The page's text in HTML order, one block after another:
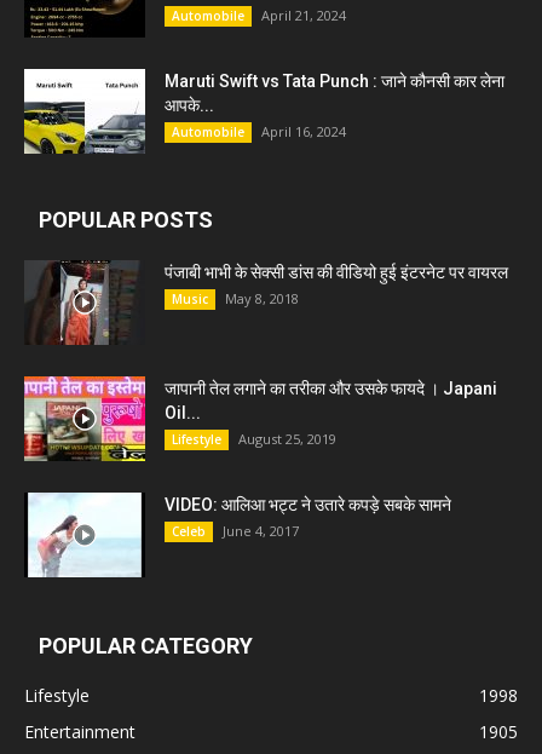
Automobile April 21, 2024
Maruti Swift vs Tata Punch : जाने कौनसी कार लेना
आपके...
Automobile April 16, 2024
POPULAR POSTS
पंजाबी भाभी के सेक्सी डांस की वीडियो हुई इंटरनेट पर वायरल
Music May 8, 2018
जापानी तेल लगाने का तरीका और उसके फायदे । Japani
Oil...
Lifestyle August 25, 2019
VIDEO: आलिआ भट्ट ने उतारे कपड़े सबके सामने
Celeb June 4, 2017
POPULAR CATEGORY
Lifestyle
1998
Entertainment
1905